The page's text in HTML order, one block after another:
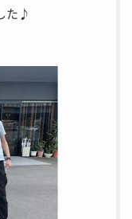
た♪